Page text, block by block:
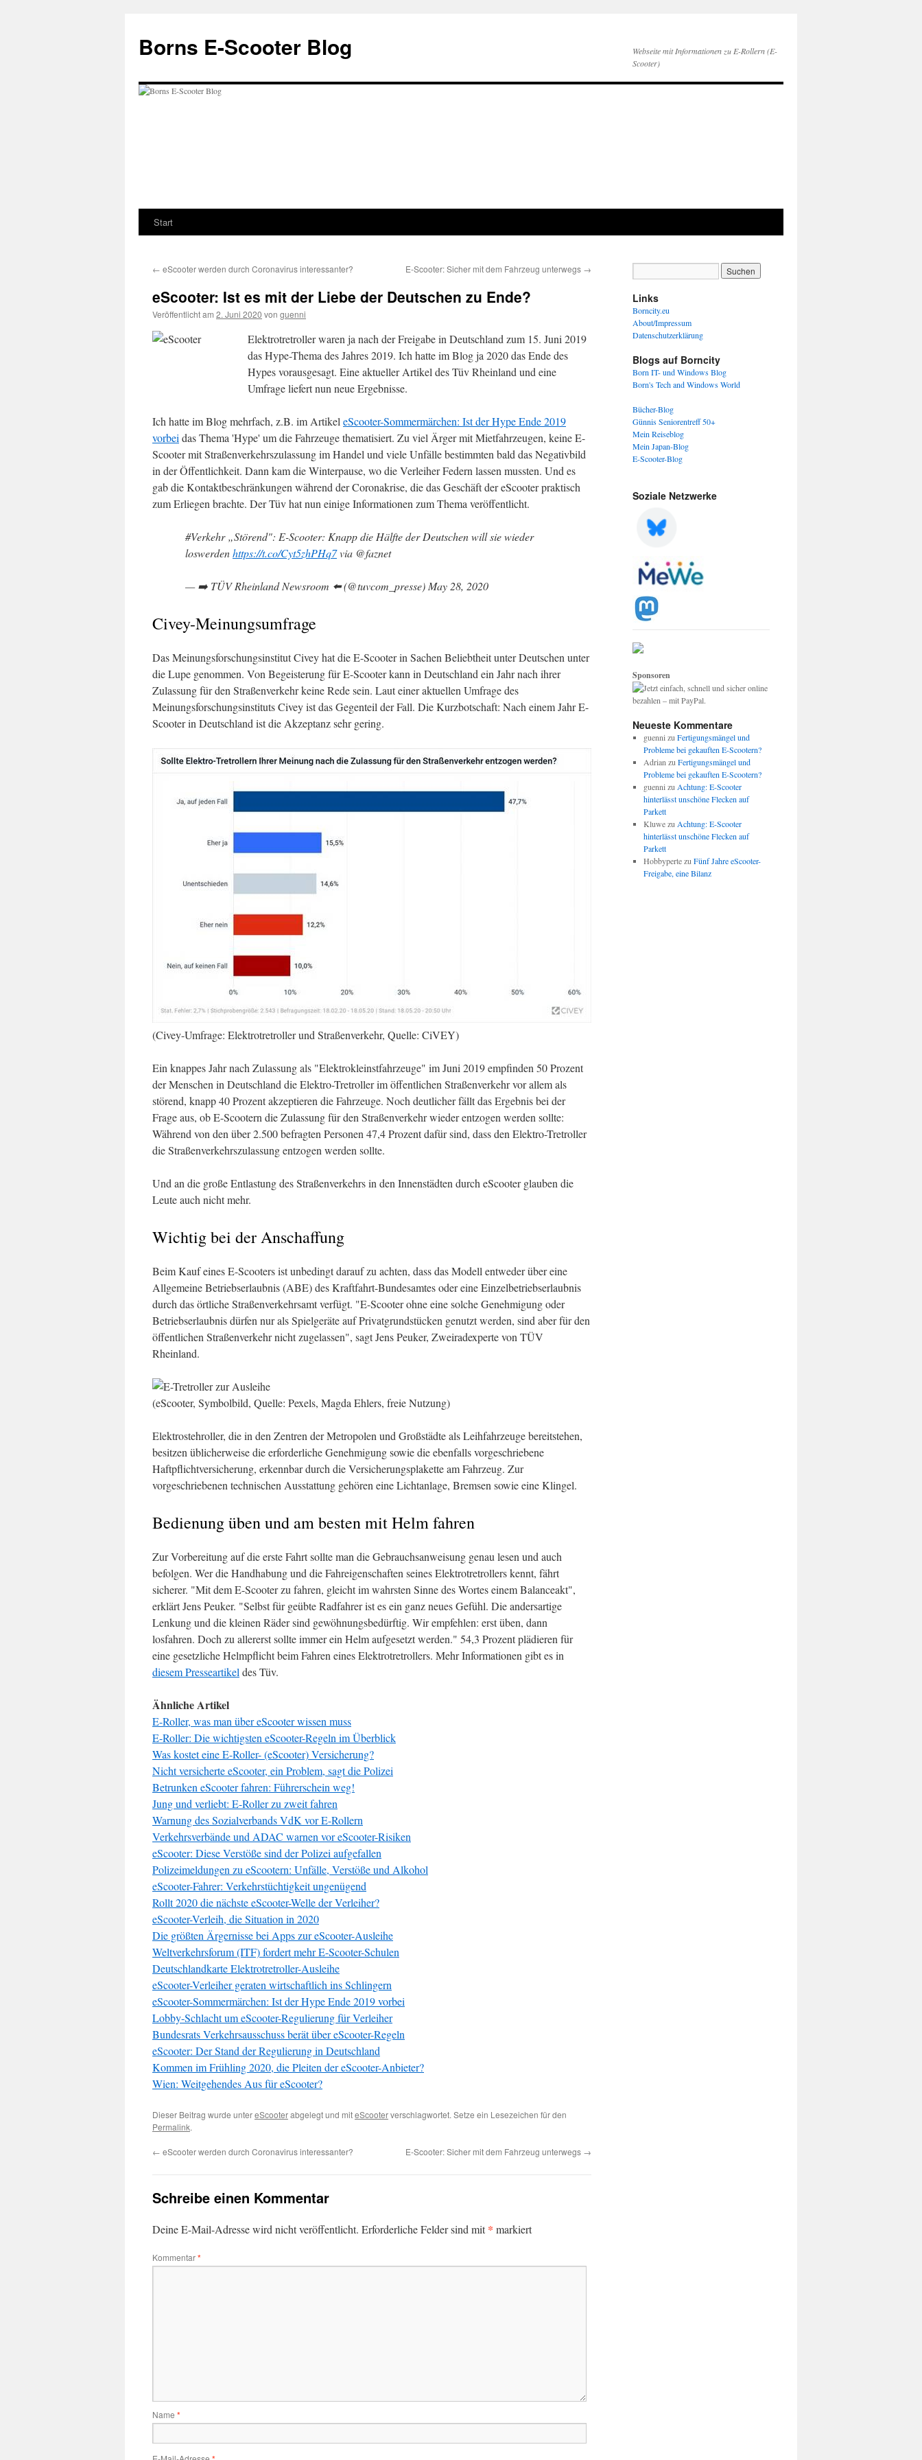
springen
Borns E-Scooter Blog
Webseite mit Informationen zu E-Rollern (E-
Scooter)
Start
← eScooter werden durch Coronavirus interessanter? E-Scooter: Sicher mit dem Fahrzeug unterwegs →
eScooter: Ist es mit der Liebe der Deutschen zu Ende?
Veröffentlicht am 2. Juni 2020 von guenni
Elektrotretroller waren ja nach der Freigabe in Deutschland zum 15. Juni 2019
das Hype-Thema des Jahres 2019. Ich hatte im Blog ja 2020 das Ende des
Hypes vorausgesagt. Eine aktueller Artikel des Tüv Rheinland und eine
Umfrage liefert nun neue Ergebnisse.
Ich hatte im Blog mehrfach, z.B. im Artikel eScooter-Sommermärchen: Ist der Hype Ende 2019
vorbei das Thema 'Hype' um die Fahrzeuge thematisiert. Zu viel Ärger mit Mietfahrzeugen, keine E-
Scooter mit Straßenverkehrszulassung im Handel und viele Unfälle bestimmten bald das Negativbild
in der Öffentlichkeit. Dann kam die Winterpause, wo die Verleiher Federn lassen mussten. Und es
gab die Kontaktbeschränkungen während der Coronakrise, die das Geschäft der eScooter praktisch
zum Erliegen brachte. Der Tüv hat nun einige Informationen zum Thema veröffentlicht.
#Verkehr „Störend": E-Scooter: Knapp die Hälfte der Deutschen will sie wieder
loswerdenhttps://t.co/Cyt5zhPHq7via @faznet
— ➡️ TÜV Rheinland Newsroom ⬅️ (@tuvcom_presse) May 28, 2020
Civey-Meinungsumfrage
Das Meinungsforschungsinstitut Civey hat die E-Scooter in Sachen Beliebtheit unter Deutschen unter
die Lupe genommen. Von Begeisterung für E-Scooter kann in Deutschland ein Jahr nach ihrer
Zulassung für den Straßenverkehr keine Rede sein. Laut einer aktuellen Umfrage des
Meinungsforschungsinstituts Civey ist das Gegenteil der Fall. Die Kurzbotschaft: Nach einem Jahr E-
Scooter in Deutschland ist die Akzeptanz sehr gering.
(Civey-Umfrage: Elektrotretroller und Straßenverkehr, Quelle: CiVEY)
Ein knappes Jahr nach Zulassung als "Elektrokleinstfahrzeuge" im Juni 2019 empfinden 50 Prozent
der Menschen in Deutschland die Elektro-Tretroller im öffentlichen Straßenverkehr vor allem als
störend, knapp 40 Prozent akzeptieren die Fahrzeuge. Noch deutlicher fällt das Ergebnis bei der
Frage aus, ob E-Scootern die Zulassung für den Straßenverkehr wieder entzogen werden sollte:
Während von den über 2.500 befragten Personen 47,4 Prozent dafür sind, dass den Elektro-Tretroller
die Straßenverkehrszulassung entzogen werden sollte.
Und an die große Entlastung des Straßenverkehrs in den Innenstädten durch eScooter glauben die
Leute auch nicht mehr.
Wichtig bei der Anschaffung
Beim Kauf eines E-Scooters ist unbedingt darauf zu achten, dass das Modell entweder über eine
Allgemeine Betriebserlaubnis (ABE) des Kraftfahrt-Bundesamtes oder eine Einzelbetriebserlaubnis
durch das örtliche Straßenverkehrsamt verfügt. "E-Scooter ohne eine solche Genehmigung oder
Betriebserlaubnis dürfen nur als Spielgeräte auf Privatgrundstücken genutzt werden, sind aber für den
öffentlichen Straßenverkehr nicht zugelassen", sagt Jens Peuker, Zweiradexperte von TÜV
Rheinland.
(eScooter, Symbolbild, Quelle: Pexels, Magda Ehlers, freie Nutzung)
Elektrostehroller, die in den Zentren der Metropolen und Großstädte als Leihfahrzeuge bereitstehen,
besitzen üblicherweise die erforderliche Genehmigung sowie die ebenfalls vorgeschriebene
Haftpflichtversicherung, erkennbar durch die Versicherungsplakette am Fahrzeug. Zur
vorgeschriebenen technischen Ausstattung gehören eine Lichtanlage, Bremsen sowie eine Klingel.
Bedienung üben und am besten mit Helm fahren
Zur Vorbereitung auf die erste Fahrt sollte man die Gebrauchsanweisung genau lesen und auch
befolgen. Wer die Handhabung und die Fahreigenschaften seines Elektrotretrollers kennt, fährt
sicherer. "Mit dem E-Scooter zu fahren, gleicht im wahrsten Sinne des Wortes einem Balanceakt",
erklärt Jens Peuker. "Selbst für geübte Radfahrer ist es ein ganz neues Gefühl. Die andersartige
Lenkung und die kleinen Räder sind gewöhnungsbedürftig. Wir empfehlen: erst üben, dann
losfahren. Doch zu allererst sollte immer ein Helm aufgesetzt werden." 54,3 Prozent plädieren für
eine gesetzliche Helmpflicht beim Fahren eines Elektrotretrollers. Mehr Informationen gibt es in
diesem Presseartikel des Tüv.
Ähnliche Artikel
E-Roller, was man über eScooter wissen muss
E-Roller: Die wichtigsten eScooter-Regeln im Überblick
Was kostet eine E-Roller- (eScooter) Versicherung?
Nicht versicherte eScooter, ein Problem, sagt die Polizei
Betrunken eScooter fahren: Führerschein weg!
Jung und verliebt: E-Roller zu zweit fahren
Warnung des Sozialverbands VdK vor E-Rollern
Verkehrsverbände und ADAC warnen vor eScooter-Risiken
eScooter: Diese Verstöße sind der Polizei aufgefallen
Polizeimeldungen zu eScootern: Unfälle, Verstöße und Alkohol
eScooter-Fahrer: Verkehrstüchtigkeit ungenügend
Rollt 2020 die nächste eScooter-Welle der Verleiher?
eScooter-Verleih, die Situation in 2020
Die größten Ärgernisse bei Apps zur eScooter-Ausleihe
Weltverkehrsforum (ITF) fordert mehr E-Scooter-Schulen
Deutschlandkarte Elektrotretroller-Ausleihe
eScooter-Verleiher geraten wirtschaftlich ins Schlingern
eScooter-Sommermärchen: Ist der Hype Ende 2019 vorbei
Lobby-Schlacht um eScooter-Regulierung für Verleiher
Bundesrats Verkehrsausschuss berät über eScooter-Regeln
eScooter: Der Stand der Regulierung in Deutschland
Kommen im Frühling 2020, die Pleiten der eScooter-Anbieter?
Wien: Weitgehendes Aus für eScooter?
Dieser Beitrag wurde untereScooterabgelegt und miteScooterverschlagwortet. Setze ein Lesezeichen für den
Permalink.
← eScooter werden durch Coronavirus interessanter? E-Scooter: Sicher mit dem Fahrzeug unterwegs →
Schreibe einen Kommentar
Deine E-Mail-Adresse wird nicht veröffentlicht. Erforderliche Felder sind mit* markiert
Kommentar*
Name *
Links
Borncity.eu
About/Impressum
Datenschutzerklärung
Blogs auf Borncity
Born IT- und Windows Blog
Born's Tech and Windows World
Bücher-Blog
Günnis Seniorentreff 50+
Mein Reiseblog
Mein Japan-Blog
E-Scooter-Blog
Soziale Netzwerke
Sponsoren
Neueste Kommentare
guenni zu Fertigungsmängel und
Probleme bei gekauften E-Scootern?
Adrian zu Fertigungsmängel und
Probleme bei gekauften E-Scootern?
guenni zu Achtung: E-Scooter
hinterlässt unschöne Flecken auf
Parkett
Kluwezu Achtung: E-Scooter
hinterlässt unschöne Flecken auf
Parkett
Hobbypertezu Fünf Jahre eScooter-
Freigabe, eine Bilanz